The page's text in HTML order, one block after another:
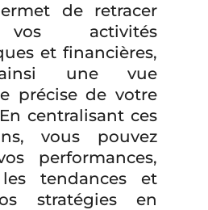
de retracer
activités
et financières,
une vue
précise de votre
centralisant ces
vous pouvez
performances,
tendances et
stratégies en